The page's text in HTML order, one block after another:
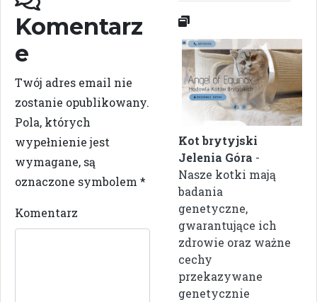
Komentarz
e
Twój adres email nie
zostanie opublikowany.
Pola, których
wypełnienie jest
wymagane, są
oznaczone symbolem *
Komentarz
Kot brytyjski
Jelenia Góra -
Nasze kotki mają
badania
genetyczne,
gwarantujące ich
zdrowie oraz ważne
cechy
przekazywane
genetycznie